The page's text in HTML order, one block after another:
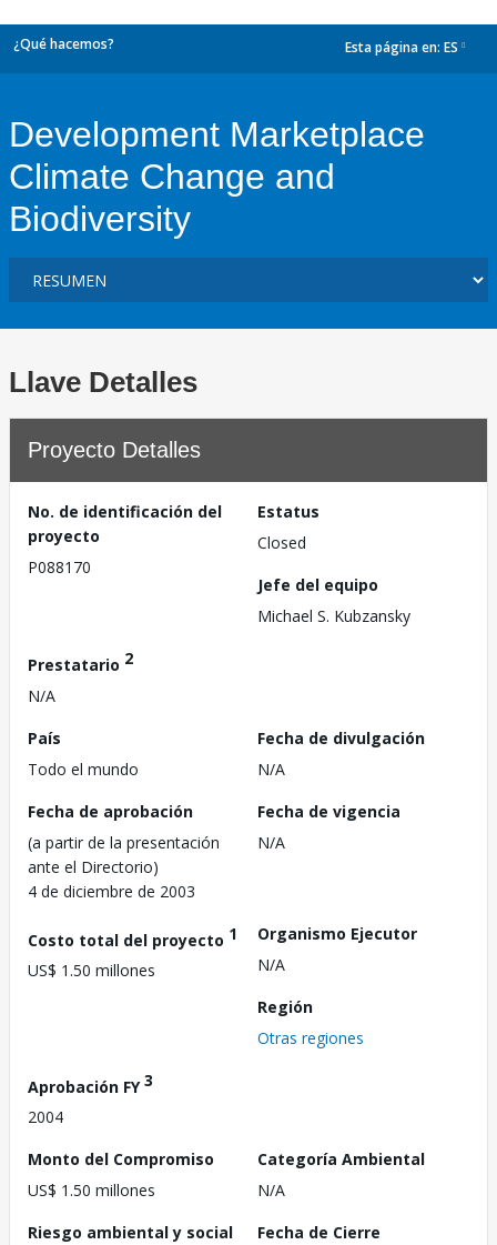
¿Qué hacemos? Esta página en: ES
Development Marketplace
Climate Change and
Biodiversity
Llave Detalles
Proyecto Detalles
No. de identificación del
proyecto
P088170
Estatus
Closed
Jefe del equipo
Michael S. Kubzansky
Prestatario 2
N/A
País
Todo el mundo
Fecha de divulgación
N/A
Fecha de aprobación
(a partir de la presentación
ante el Directorio)
4 de diciembre de 2003
Fecha de vigencia
N/A
Costo total del proyecto 1
US$ 1.50 millones
Organismo Ejecutor
N/A
Región
Otras regiones
Aprobación FY3
2004
Monto del Compromiso
US$ 1.50 millones
Categoría Ambiental
N/A
Riesgo ambiental y social
Fecha de Cierre